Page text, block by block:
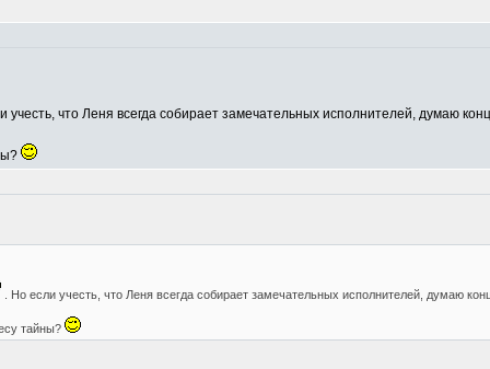
учесть, что Леня всегда собирает замечательных исполнителей, думаю
. Но если учесть, что Леня всегда собирает замечательных исполнителей, думаю
тайны?